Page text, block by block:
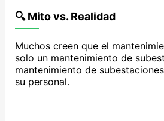
🔍 Mito vs. Realidad
Muchos creen que el
solo un mantenimiento de
mantenimiento de
su personal.